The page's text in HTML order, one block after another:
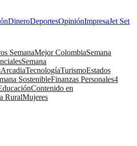
DineroDeportesOpiniónImpresaJet Set
SemanaMejor ColombiaSemana
Semana
ArcadiaTecnologíaTurismoEstados
SostenibleFinanzas Personales4
Contenido en
RuralMujeres